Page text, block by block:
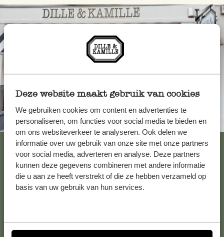
Deze website maakt gebruik van cookies
We gebruiken cookies om content en advertenties te
personaliseren, om functies voor social media te bieden en
om ons websiteverkeer te analyseren. Ook delen we
informatie over uw gebruik van onze site met onze partners
voor social media, adverteren en analyse. Deze partners
kunnen deze gegevens combineren met andere informatie
die u aan ze heeft verstrekt of die ze hebben verzameld op
basis van uw gebruik van hun services.
Altijd in de buurt
Bekijk alle 62 winkels
Klantenservice
klantenservice. Of bekijk hier het antwoord op de